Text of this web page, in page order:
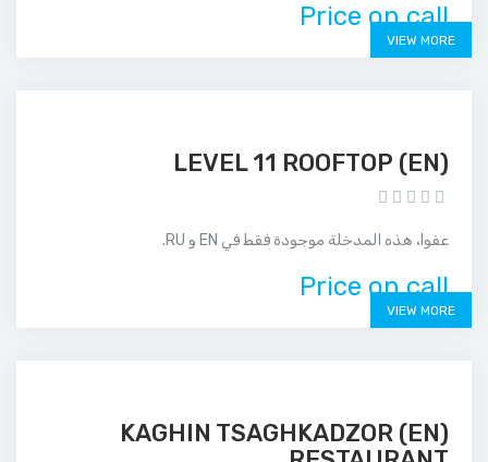
Price on call
VIEW MORE
(EN) LEVEL 11 ROOFTOP
عفوا، هذه المدخلة موجودة فقط في EN و RU.
Price on call
VIEW MORE
(EN) KAGHIN TSAGHKADZOR